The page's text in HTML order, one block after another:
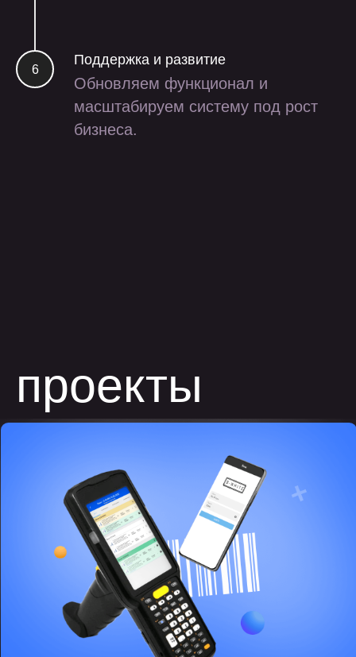
Поддержка и развитие
Обновляем функционал и
масштабируем систему под рост
бизнеса.